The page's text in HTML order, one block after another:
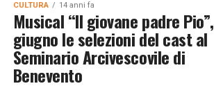
CULTURA 14 anni fa
Musical “Il giovane padre
giugno le selezioni del cast al
Seminario Arcivescovile di
Benevento